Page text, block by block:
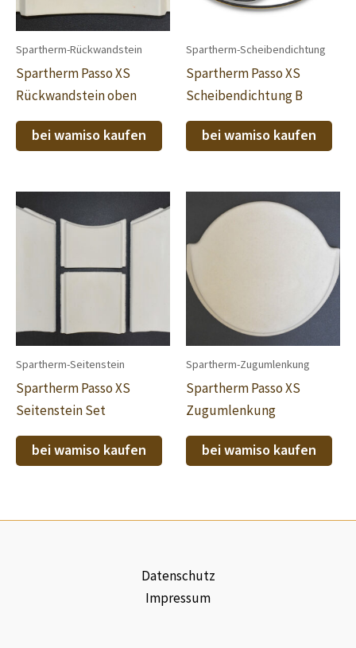
Spartherm-Rückwandstein
Spartherm Passo XS
Rückwandstein oben
bei wamiso kaufen
Spartherm-Scheibendichtung
Spartherm Passo XS
Scheibendichtung B
bei wamiso kaufen
Spartherm-Seitenstein
Spartherm Passo XS
Seitenstein Set
bei wamiso kaufen
Spartherm-Zugumlenkung
Spartherm Passo XS
Zugumlenkung
bei wamiso kaufen
Datenschutz
Impressum